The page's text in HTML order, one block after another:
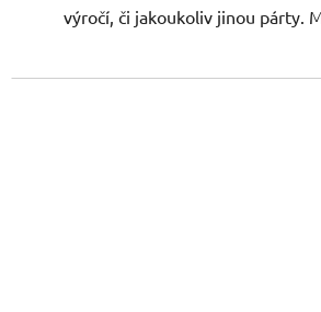
výročí, či jakoukoliv jinou párty.